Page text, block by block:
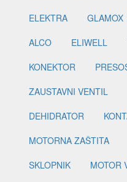
ELEKTRA
GLAMOX
ALCO
ELIWELL
KONEKTOR
ZAUSTAVNI VENTIL
DEHIDRATOR
MOTORNA ZAŠTITA
SKLOPNIK
MOTOR